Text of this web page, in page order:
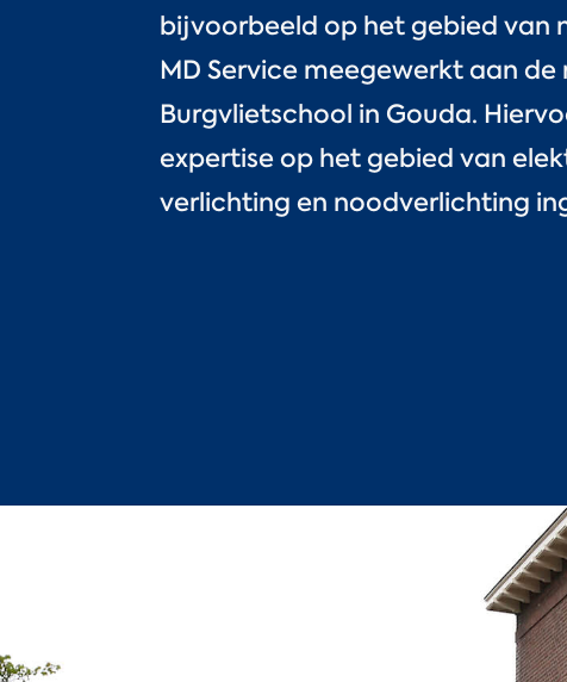
bijvoorbeeld op het gebied van
MD Service meegewerkt aan
Burgvlietschool in Gouda.
expertise op het gebied van
verlichting en noodverlichting